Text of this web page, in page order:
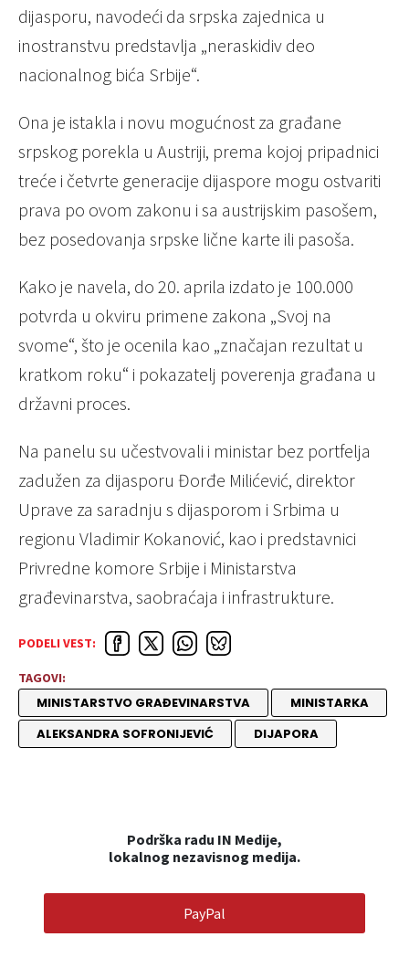
dijasporu, navodeći da srpska zajednica u
inostranstvu predstavlja „neraskidiv deo
nacionalnog bića Srbije“.
Ona je istakla i novu mogućnost za građane
srpskog porekla u Austriji, prema kojoj pripadnici
treće i četvrte generacije dijaspore mogu ostvariti
prava po ovom zakonu i sa austrijskim pasošem,
bez posedovanja srpske lične karte ili pasoša.
Kako je navela, do 20. aprila izdato je 100.000
potvrda u okviru primene zakona „Svoj na
svome“, što je ocenila kao „značajan rezultat u
kratkom roku“ i pokazatelj poverenja građana u
državni proces.
Na panelu su učestvovali i ministar bez portfelja
zadužen za dijasporu Đorđe Milićević, direktor
Uprave za saradnju s dijasporom i Srbima u
regionu Vladimir Kokanović, kao i predstavnici
Privredne komore Srbije i Ministarstva
građevinarstva, saobraćaja i infrastrukture.
PODELI VEST:
TAGOVI:
MINISTARSTVO GRAĐEVINARSTVA
MINISTARKA
ALEKSANDRA SOFRONIJEVIĆ
DIJAPORA
Podrška radu IN Medije,
lokalnog nezavisnog medija.
PayPal